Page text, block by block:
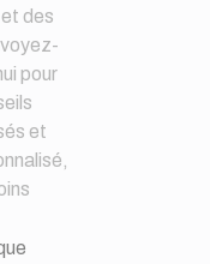
des
pour
et